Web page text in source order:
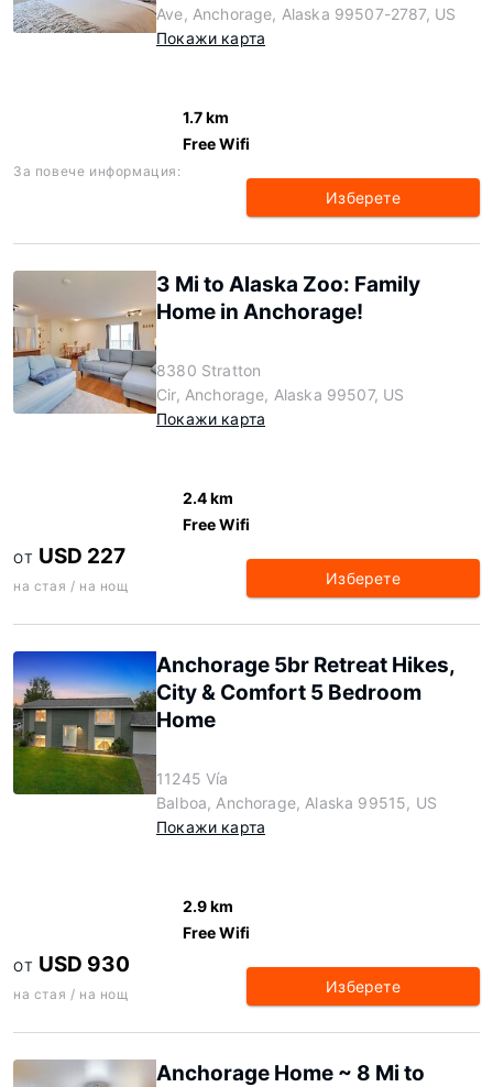
Ave, Anchorage, Alaska 99507-2787, US
Покажи карта
1.7 km
Free Wifi
За повече информация:
Изберете
3 Mi to Alaska Zoo: Family
Home in Anchorage!
8380 Stratton
Cir, Anchorage, Alaska 99507, US
Покажи карта
2.4 km
Free Wifi
ОТ USD 227
на стая / на нощ Изберете
Anchorage 5br Retreat Hikes,
City & Comfort 5 Bedroom
Home
11245 Vía
Balboa, Anchorage, Alaska 99515, US
Покажи карта
2.9 km
Free Wifi
ОТ USD 930
на стая / на нощ Изберете
Anchorage Home ~ 8 Mi to